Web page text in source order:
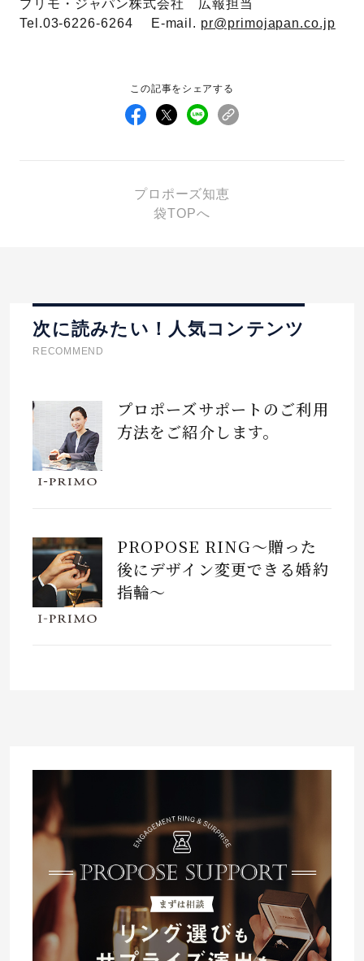
プリモ・ジャパン株式会社 広報担当
Tel.03-6226-6264 E-mail. pr@primojapan.co.jp
この記事をシェアする
プロポーズ知恵
袋TOPへ
次に読みたい！人気コンテンツ
RECOMMEND
プロポーズサポートのご利用
方法をご紹介します。
PROPOSE RING～贈った
後にデザイン変更できる婚約
指輪～